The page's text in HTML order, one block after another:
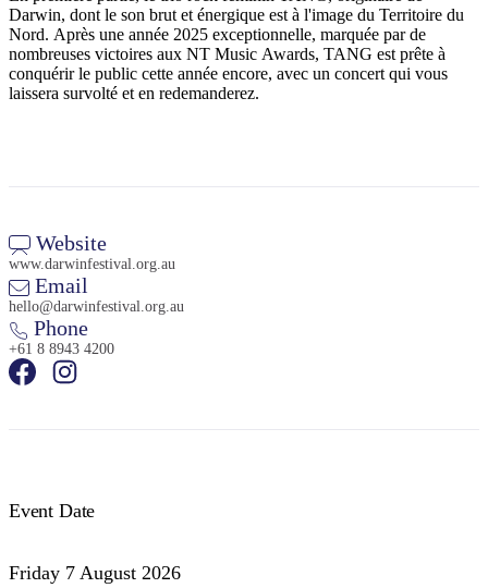
Darwin, dont le son brut et énergique est à l'image du Territoire du
Nord. Après une année 2025 exceptionnelle, marquée par de
nombreuses victoires aux NT Music Awards, TANG est prête à
conquérir le public cette année encore, avec un concert qui vous
laissera survolté et en redemanderez.
Website
www.darwinfestival.org.au
Email
hello@darwinfestival.org.au
Phone
+61 8 8943 4200
Event Date
Friday 7 August 2026